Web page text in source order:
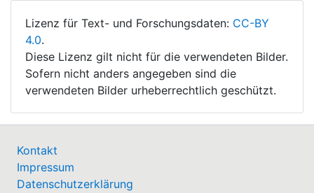
Lizenz für Text- und Forschungsdaten: CC-BY
4.0.
Diese Lizenz gilt nicht für die verwendeten Bilder.
Sofern nicht anders angegeben sind die
verwendeten Bilder urheberrechtlich geschützt.
Kontakt
Impressum
Datenschutzerklärung